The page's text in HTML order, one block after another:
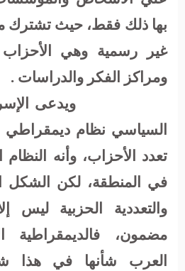
بها ذلك فقط، حيث تشترك
غير رسمية وهي الأحزاب
ومراكز الفكر والدراسات .
ويدعى
السياسي نظام ديمقراطي
تعدد الأحزاب، وأنه النظام
في
المنطقة، لكن الشكل
والتعددية
الحزبية ليس
مضمون،
فالديمقراطية
العرب
شأنها في هذا